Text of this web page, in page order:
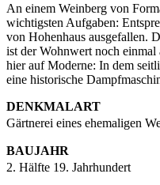
An einem Weinberg von
wichtigsten Aufgaben:
von Hohenhaus ausgefallen.
ist der Wohnwert noch
hier auf Moderne: In dem
eine historische
DENKMALART
Gärtnerei eines ehemaligen
BAUJAHR
2. Hälfte 19. Jahrhundert